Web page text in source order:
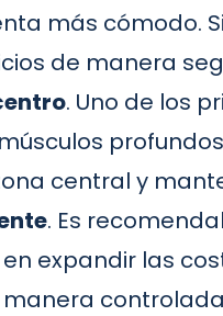
más
de manera
. Uno de los
central y
. Es
expandir las